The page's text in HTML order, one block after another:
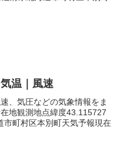
温｜風速
、気圧などの気象情報をま
地観測地点緯度43.115727
町村区本別町天気予報現在